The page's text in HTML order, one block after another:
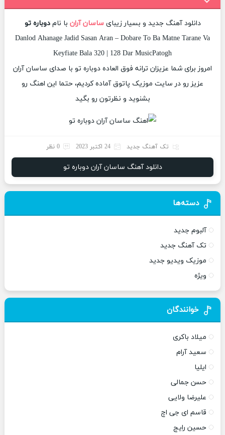
دانلود آهنگ جدید و بسیار زیبایساسان آران با نامدوباره تو
Danlod Ahanage Jadid Sasan Aran – Dobare To Ba Matne Tarane Va
Keyfiate Bala 320 | 128 Dar MusicPatogh
امروز برای شما عزیزان ترانه فوق العاده دوباره تو با صدای ساسان آران
عزیز رو در سایت موزیک پاتوق آماده کردیم، حتما این اهنگ رو
بشنوید و نظرتون رو بگید
تک آهنگ جدید 24 اکتبر 2023 0 نظر
دانلود آهنگ ساسان آران دوباره تو
دسته‌ها
آلبوم جدید
تک آهنگ جدید
موزیک ویدیو جدید
ویژه
خوانندگان
میلاد باکری
سعید آرام
ایلیا
حسن جمالی
علیرضا ولایی
قاسم ای جی اچ
حسین رایج